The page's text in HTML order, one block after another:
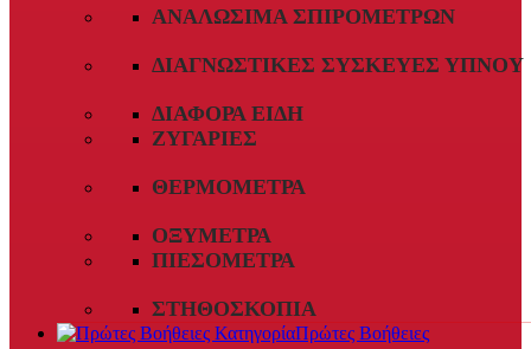
ΑΝΑΛΏΣΙΜΑ ΣΠΙΡΟΜΈΤΡΩΝ
ΔΙΑΓΝΩΣΤΙΚΈΣ ΣΥΣΚΕΥΈΣ ΎΠΝΟΥ
ΔΙΆΦΟΡΑ ΕΊΔΗ
ΖΥΓΑΡΙΈΣ
ΘΕΡΜΌΜΕΤΡΑ
ΟΞΎΜΕΤΡΑ
ΠΙΕΣΌΜΕΤΡΑ
ΣΤΗΘΟΣΚΌΠΙΑ
Πρώτες Βοήθειες